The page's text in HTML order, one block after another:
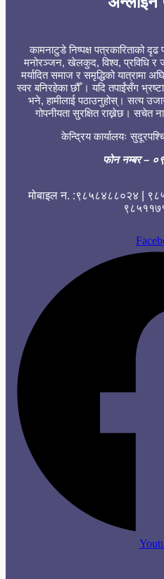
कामनाटुडे निष्पक्ष पत्रकारिताको
मनोरञ्जन, खेलकुद, विश्व, प्रविधि र
मर्यादित समाज र समृद्धिको यात्रामा
स्वर बनिरहेका छौँ । यदि तपाईंसँग
भने, हामीलाई पठाउनुहोस्। सत्य
गोपनीयता सुरक्षित राख्नेछ। सचेत
केन्द्रिय कार्यालयः
फोन नम्बर–
मोबाइल न. :९८५८४८८०२४ |